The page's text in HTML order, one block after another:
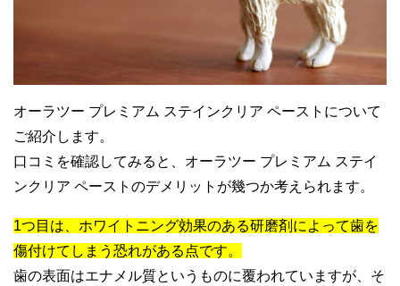
オーラツー プレミアム ステインクリア ペーストについて
ご紹介します。
口コミを確認してみると、オーラツー プレミアム ステイ
ンクリア ペーストのデメリットが幾つか考えられます。
1つ目は、ホワイトニング効果のある研磨剤によって歯を
傷付けてしまう恐れがある点です。
歯の表面はエナメル質というものに覆われていますが、そ